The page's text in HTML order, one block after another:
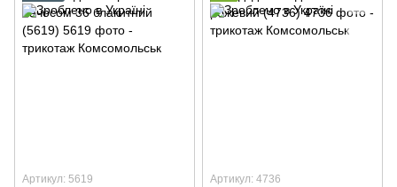
Артикул: 5619 Артикул: 4736